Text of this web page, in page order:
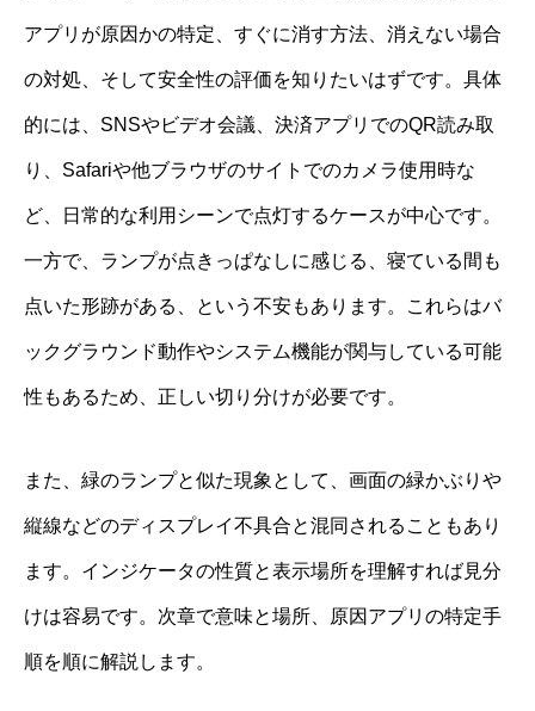
アプリが原因かの特定、すぐに消す方法、消えない場合
の対処、そして安全性の評価を知りたいはずです。具体
的には、SNSやビデオ会議、決済アプリでのQR読み取
り、Safariや他ブラウザのサイトでのカメラ使用時な
ど、日常的な利用シーンで点灯するケースが中心です。
一方で、ランプが点きっぱなしに感じる、寝ている間も
点いた形跡がある、という不安もあります。これらはバ
ックグラウンド動作やシステム機能が関与している可能
性もあるため、正しい切り分けが必要です。
また、緑のランプと似た現象として、画面の緑かぶりや
縦線などのディスプレイ不具合と混同されることもあり
ます。インジケータの性質と表示場所を理解すれば見分
けは容易です。次章で意味と場所、原因アプリの特定手
順を順に解説します。